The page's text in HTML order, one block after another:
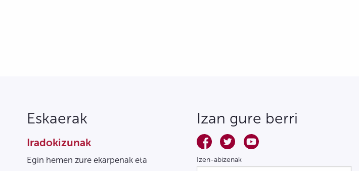
Eskaerak
Iradokizunak
Egin hemen zure ekarpenak eta
Izan gure berri
Izen-abizenak